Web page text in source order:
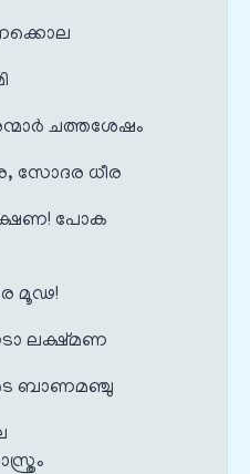
ചത്തശേഷം
സോദര ധീര
പോക
മൂഢ!
ലക്ഷ്മണ
ബാണമഞ്ചു